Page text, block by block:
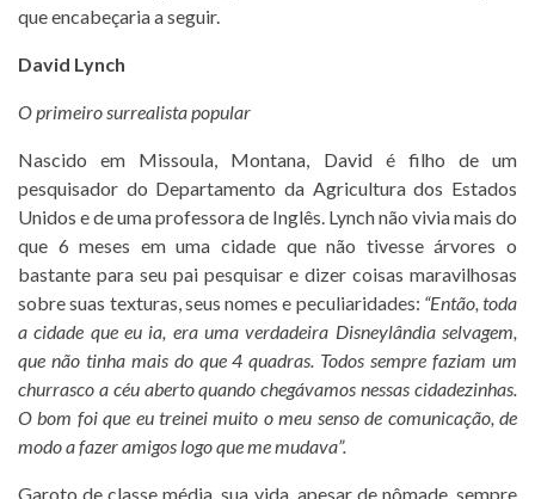
que encabeçaria a seguir.
David Lynch
O primeiro surrealista popular
Nascido em Missoula, Montana, David é filho de um
pesquisador do Departamento da Agricultura dos Estados
Unidos e de uma professora de Inglês. Lynch não vivia mais do
que 6 meses em uma cidade que não tivesse árvores o
bastante para seu pai pesquisar e dizer coisas maravilhosas
sobre suas texturas, seus nomes e peculiaridades: “Então, toda
a cidade que eu ia, era uma verdadeira Disneylândia selvagem,
que não tinha mais do que 4 quadras. Todos sempre faziam um
churrasco a céu aberto quando chegávamos nessas cidadezinhas.
O bom foi que eu treinei muito o meu senso de comunicação, de
modo a fazer amigos logo que me mudava”.
Garoto de classe média, sua vida, apesar de nômade, sempre